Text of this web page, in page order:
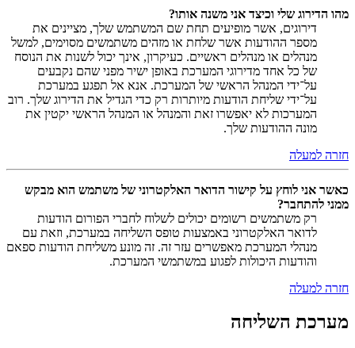
מהו הדירוג שלי וכיצד אני משנה אותו?
דירוגים, אשר מופיעים תחת שם המשתמש שלך, מציינים את
מספר ההודעות אשר שלחת או מזהים משתמשים מסוימים, למשל
מנהלים או מנהלים ראשיים. כעיקרון, אינך יכול לשנות את הנוסח
של כל אחד מדירוגי המערכת באופן ישיר מפני שהם נקבעים
על־ידי המנהל הראשי של המערכת. אנא אל תפגע במערכת
על־ידי שליחת הודעות מיותרות רק כדי הגדיל את הדירוג שלך. רוב
המערכות לא יאפשרו זאת והמנהל או המנהל הראשי יקטין את
מונה ההודעות שלך.
חזרה למעלה
כאשר אני לוחץ על קישור הדואר האלקטרוני של משתמש הוא מבקש
ממני להתחבר?
רק משתמשים רשומים יכולים לשלוח לחברי הפורום הודעות
לדואר האלקטרוני באמצעות טופס השליחה במערכת, וזאת עם
מנהלי המערכת מאפשרים עזר זה. זה מונע משליחת הודעות ספאם
והודעות היכולות לפגוע במשתמשי המערכת.
חזרה למעלה
מערכת השליחה